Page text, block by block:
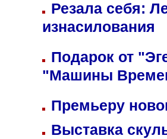
Резала себя:
изнасилования
Подарок от
"Машины
Премьеру
Выставка